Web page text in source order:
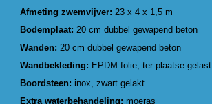
Afmeting zwemvijver: 23 x 4 x 1,5 m
Bodemplaat: 20 cm dubbel gewapend beton
Wanden: 20 cm dubbel gewapend beton
Wandbekleding: EPDM folie, ter plaatse gelast
Boordsteen:inox, zwart gelakt
Extra waterbehandeling: moeras